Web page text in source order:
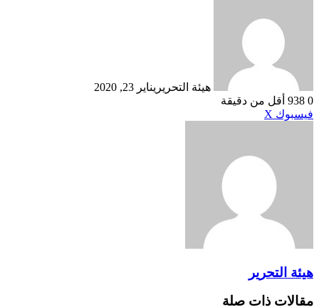
هيئة التحرير يناير 23, 2020
0
أقل من دقيقة
فيسبوك X
هيئة التحرير
مقالات ذات صلة